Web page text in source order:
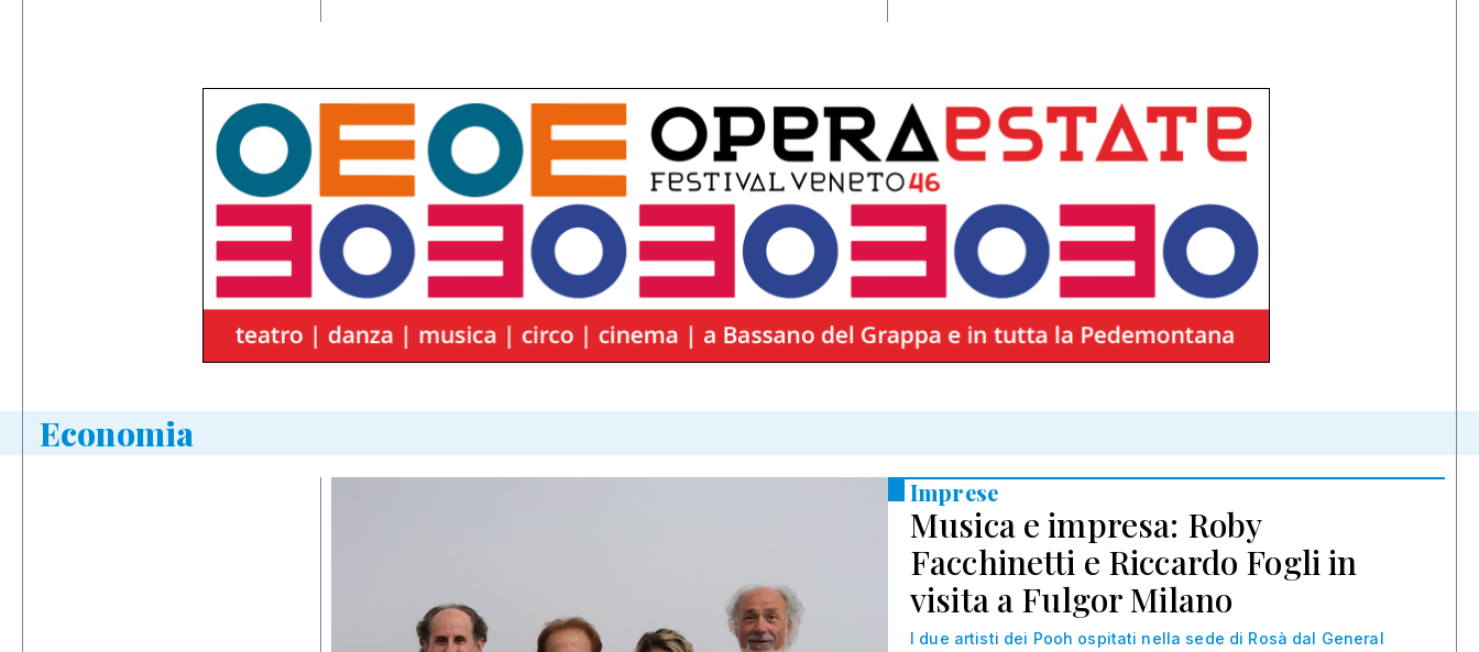
Economia
Imprese
Musica e impresa: Roby
Facchinetti e Riccardo Fogli in
visita a Fulgor Milano
I due artisti dei Pooh ospitati nella sede di Rosà dal General